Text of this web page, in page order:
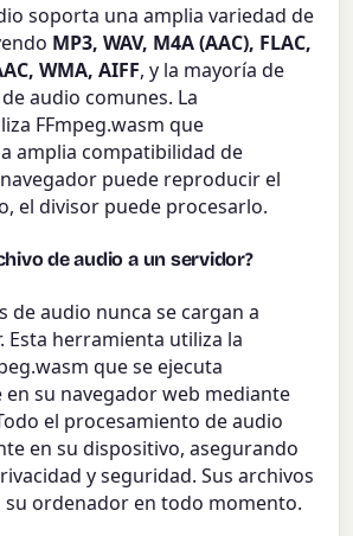
soporta una amplia variedad de
MP3, WAV, M4A (AAC), FLAC,
WMA, AIFF, y la mayoría de
audio comunes. La
FFmpeg.wasm que
amplia compatibilidad de
puede reproducir el
el divisor puede procesarlo.
de audio a un servidor?
de audio nunca se cargan a
Esta herramienta utiliza la
que se ejecuta
su navegador web mediante
el procesamiento de audio
en su dispositivo, asegurando
y seguridad. Sus archivos
su ordenador en todo momento.